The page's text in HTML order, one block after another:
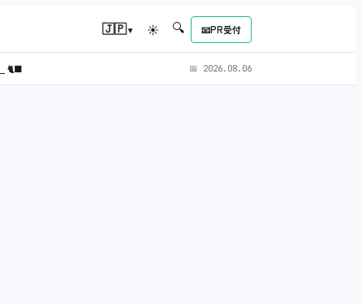
🇯🇵▾ ☀ 🔍 📧PR受付
🐈‍⬛ 📅 2026.08.06